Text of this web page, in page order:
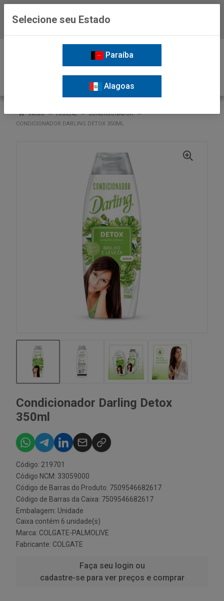
INÍCIO HIGIENE
CONDICIONADOR
CONDICIONADOR DARLING DETOX 350ML
Condicionador Darling Detox
350ml
Código: 219701
Código NCM: 33059000
Código de Barras do Produto: 7509546682617
Código de Barras da Caixa: 7509546682617
Embalagem: Unidade
Caixa contém 6 unidade(s)
Marca: COLGATE-PALMOLIVE
Fabricante: COLGATE
Faça seu login ou
cadastre-se para ver preços e comprar
Selecione seu Estado
Paraíba
Alagoas